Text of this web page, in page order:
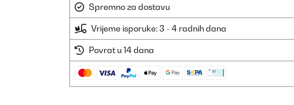
Spremno za dostavu
Vrijeme isporuke: 3 - 4 radnih dana
Povrat u 14 dana